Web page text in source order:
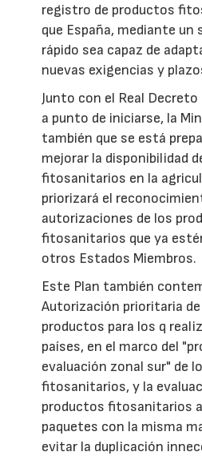
registro de productos
que España, mediante
rápido sea capaz de
nuevas exigencias y
Junto con el Real
a punto de iniciarse, la
también que se está
mejorar la disponibilidad
fitosanitarios en la
priorizará el
autorizaciones de los
fitosanitarios que ya
otros Estados Miembros.
Este Plan también
Autorización prioritaria de
productos para los q
países, en el marco del
evaluación zonal sur" de
fitosanitarios, y la
productos fitosanitarios
paquetes con la misma
evitar la duplicación